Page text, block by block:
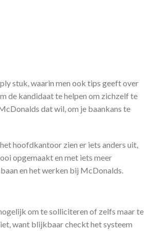
stuk, waarin men ook tips geeft over
de kandidaat te helpen om zichzelf te
dat wil, om je baankans te
hoofdkantoor zien er iets anders uit,
opgemaakt en met iets meer
en het werken bij McDonalds.
om te solliciteren of zelfs maar te
want blijkbaar checkt het systeem